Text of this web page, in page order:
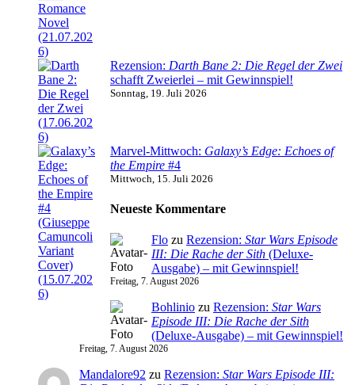
Rezension: Darth Bane 2: Die Regel der Zwei
schafft Zweierlei – mit Gewinnspiel!
Sonntag, 19. Juli 2026
Marvel-Mittwoch: Galaxy’s Edge: Echoes of
the Empire #4
Mittwoch, 15. Juli 2026
Neueste Kommentare
Flo zu Rezension: Star Wars Episode
III: Die Rache der Sith (Deluxe-
Ausgabe) – mit Gewinnspiel!
Freitag, 7. August 2026
Bohlinio zu Rezension: Star Wars
Episode III: Die Rache der Sith
(Deluxe-Ausgabe) – mit Gewinnspiel!
Freitag, 7. August 2026
Mandalore92 zu Rezension: Star Wars Episode III: